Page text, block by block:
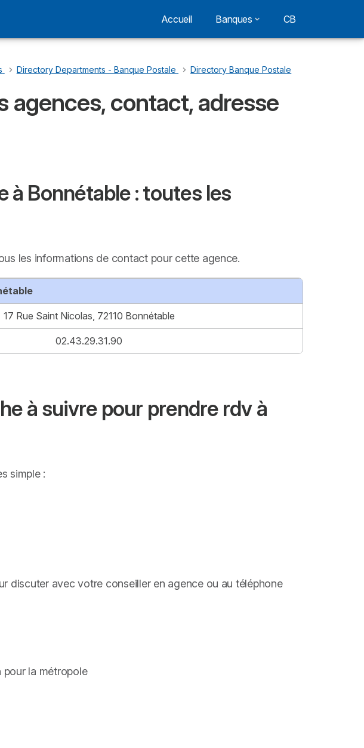
Accueil Banques CB
…
Directory Departments - Banque Postale …
Directory Banque Postale
agences, contact, adresse
à Bonnétable : toutes les
les informations de contact pour cette agence.
17 Rue Saint Nicolas, 72110 Bonnétable
02.43.29.31.90
à suivre pour prendre rdv à
simple :
discuter avec votre conseiller en agence ou au téléphone
pour la métropole